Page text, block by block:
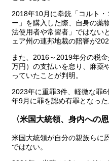
2018年10月に拳銃「コルト
ー」を購入した際、自身の薬
法使用者や常習者」ではない
ェア州の連邦地裁の陪審が
また、2016～2019年分の税
万円）の支払いを怠り、麻薬
っていたことが判明。
2023年に重罪3件、軽微な罪
年9月に罪を認め有罪となった
〈米国大統領、身内への
米国大統領が自分の親族らに
ではない。